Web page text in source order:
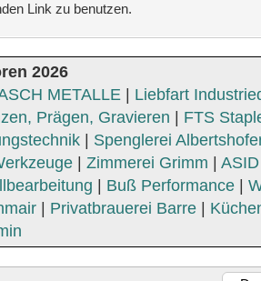
Link zu benutzen.
2026
METALLE| Liebfart
Prägen, Gravieren FTS
Spenglerei
| Zimmerei Grimm
Buß Performance|
Privatbrauerei Barre